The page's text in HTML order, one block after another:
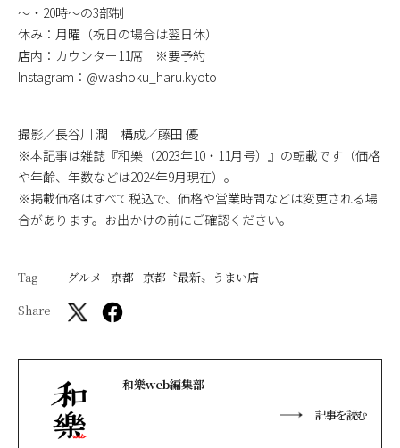
～・20時～の3部制
休み：月曜（祝日の場合は翌日休）
店内：カウンター11席 ※要予約
Instagram：@washoku_haru.kyoto
撮影／長谷川 潤 構成／藤田 優
※本記事は雑誌『和樂（2023年10・11月号）』の転載です（価格
や年齢、年数などは2024年9月現在）。
※掲載価格はすべて税込で、価格や営業時間などは変更される場
合があります。お出かけの前にご確認ください。
Tag グルメ 京都 京都〝最新〟うまい店
Share
和樂web編集部
記事を読む